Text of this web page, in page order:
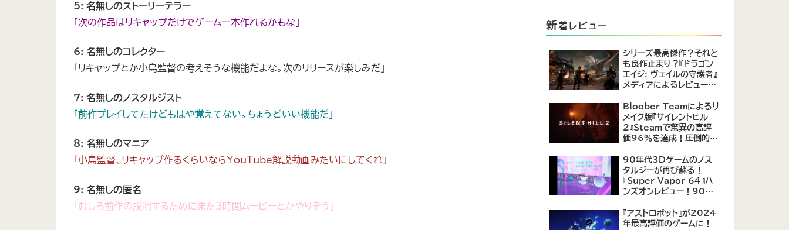
5: 名無しのストーリーテラー
「次の作品はリキャップだけでゲーム一本作れるかもな」
6: 名無しのコレクター
「リキャップとか小島監督の考えそうな機能だよな。次のリリースが楽しみだ」
7: 名無しのノスタルジスト
「前作プレイしてたけどもはや覚えてない。ちょうどいい機能だ」
8: 名無しのマニア
「小島監督、リキャップ作るくらいならYouTube解説動画みたいにしてくれ」
9: 名無しの匿名
「むしろ前作の説明するためにまた3時間ムービーとかやりそう」
新着レビュー
シリーズ最高傑作？それと
も良作止まり？『ドラゴン
エイジ: ヴェイルの守護者』
メディアによるレビューが
ラクター育成システムは好
評、戦闘システムは賛否あ
り
Bloober Teamによるリ
メイク版『サイレントヒル
2』Steamで驚異の高評
価96％を達成！圧倒的な
の復活
90年代3Dゲームのノス
タルジーが再び蘇る！
『Super Vapor 64』ハ
ンズオンレビュー！90年
再現したノスタルジックア
クション
『アストロボット』が2024
年最高評価のゲームに！